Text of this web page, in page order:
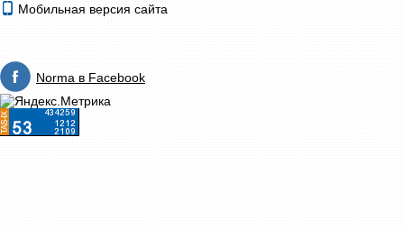
Мобильная версия сайта
Norma в Facebook